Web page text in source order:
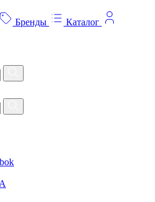
Бренды
Каталог